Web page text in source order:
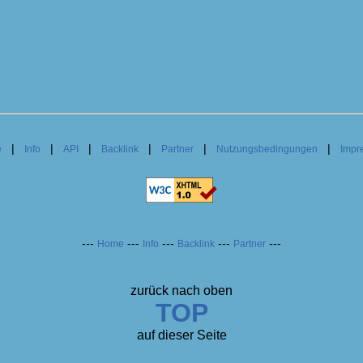
| Info | API | Backlink| Partner| Nutzungsbedingungen |
--- Home --- Info --- Backlink --- Partner ---
zurück nach oben
TOP
auf dieser Seite